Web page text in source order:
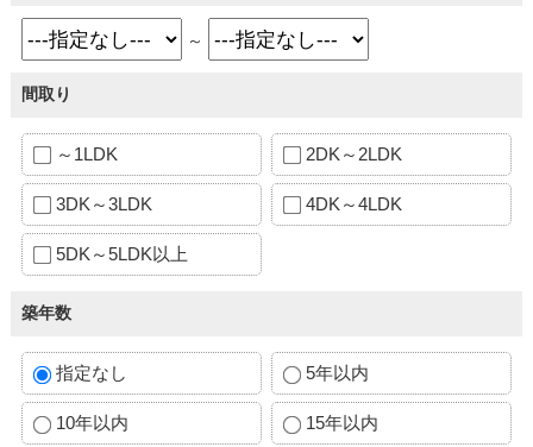
～
間取り
～1LDK 2DK～2LDK
3DK～3LDK 4DK～4LDK
5DK～5LDK以上
築年数
指定なし 5年以内
10年以内 15年以内